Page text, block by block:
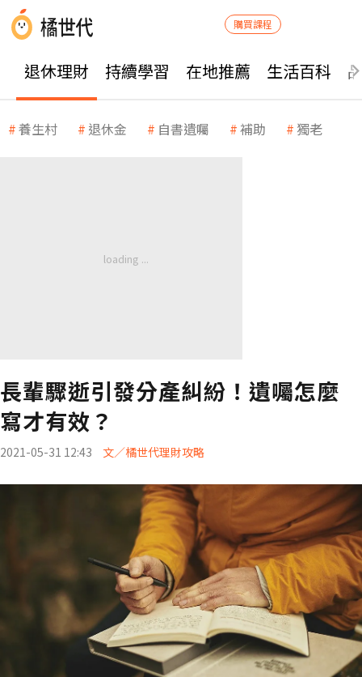
購買課程
退休理財 持續學習 在地推薦 生活百科
養生村 退休金 自書遺囑 補助 獨老
長輩驟逝引發分產糾紛！遺囑怎麼
寫才有效？
2021-05-31 12:43 文／橘世代理財攻略